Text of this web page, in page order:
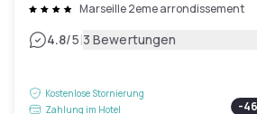
Marseille 2eme arrondissement
4.8/5|3 Bewertungen
Kostenlose Stornierung
Zahlung im Hotel
-46